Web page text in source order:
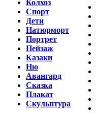
Колхоз
Спорт
Дети
Натюрморт
Портрет
Пейзаж
Казаки
Ню
Авангард
Сказка
Плакат
Скульптура